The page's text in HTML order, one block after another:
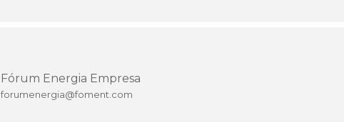
Fórum Energia Empresa
forumenergia@foment.com